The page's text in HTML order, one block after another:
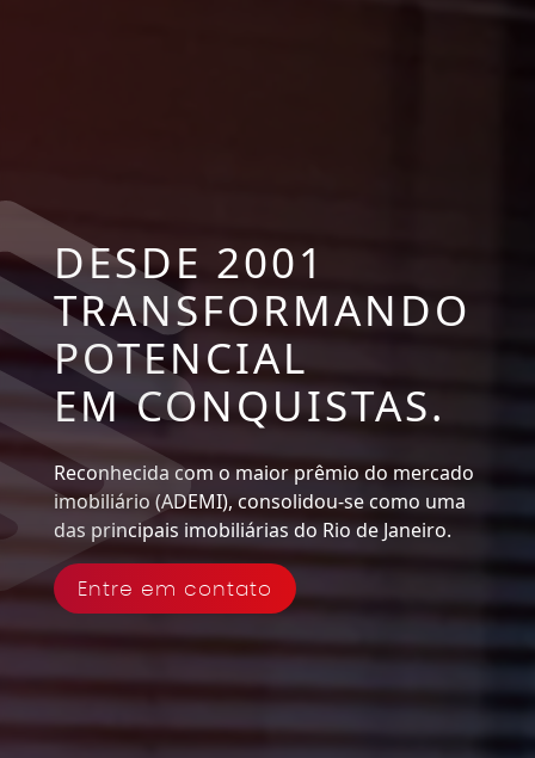
DESDE 2001
TRANSFORMANDO
POTENCIAL
EM CONQUISTAS.
Reconhecida com o maior prêmio do mercado
imobiliário (ADEMI), consolidou-se como uma
das principais imobiliárias do Rio de Janeiro.
Entre em contato